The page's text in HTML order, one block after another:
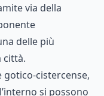
via della
delle più
città.
cistercense,
si possono